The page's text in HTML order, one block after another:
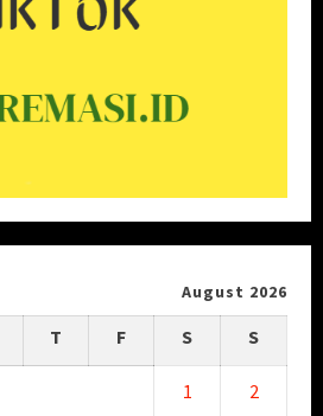
August 2026
T F S S
1 2